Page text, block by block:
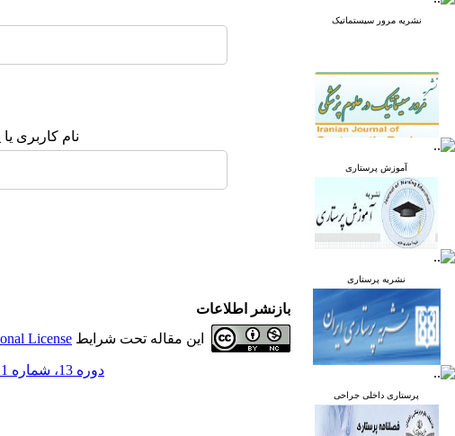
نشریه مرور سیستماتیک
آموزش پرستاری
نشریه پرستاری
پرستاری داخلی جراحی
نام کاربری
بازنشر اطلاعات
این مقاله تحت شرایط License
دوره 13، شماره 1 - ( فروردین و اردیبهشت 1404 )